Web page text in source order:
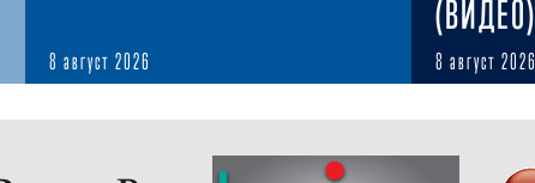
8 август 2026
(ВИДЕО)
8 август 2026